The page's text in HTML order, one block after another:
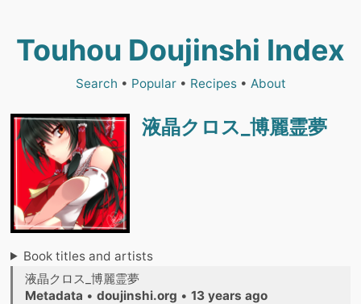
Touhou Doujinshi Index
Search • Popular• Recipes• About
液晶クロス_博麗霊夢
Book titles and artists
液晶クロス_博麗霊夢
Metadata • doujinshi.org • 13 years ago